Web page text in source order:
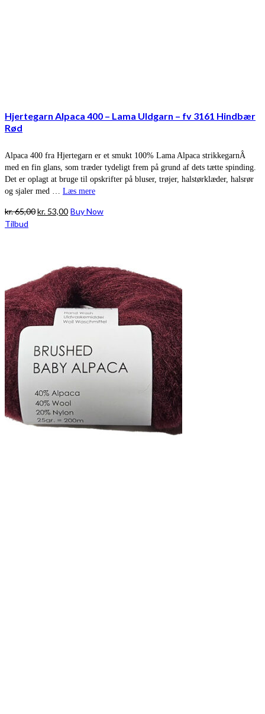
Hjertegarn Alpaca 400 – Lama Uldgarn – fv 3161 Hindbær
Rød
Alpaca 400 fra Hjertegarn er et smukt 100% Lama Alpaca strikkegarnÂ
med en fin glans, som træder tydeligt frem på grund af dets tætte spinding.
Det er oplagt at bruge til opskrifter på bluser, trøjer, halstørklæder, halsrør
og sjaler med … Læs mere
kr.65,00Den
kr. 53,00Den
Buy Now
Tilbud